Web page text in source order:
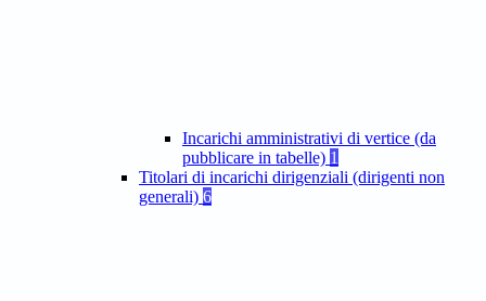
Incarichi amministrativi di vertice (da
pubblicare in tabelle) 1
Titolari di incarichi dirigenziali (dirigenti non
generali) 6